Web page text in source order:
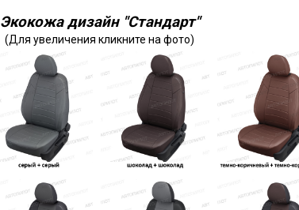
Экокожа дизайн "Стандарт"
(Для увеличения кликните на фото)